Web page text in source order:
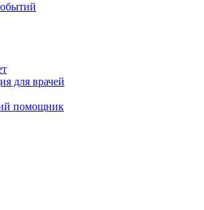
для врачей
помощник